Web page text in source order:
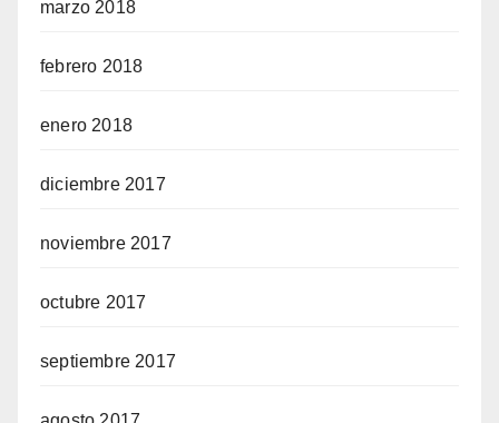
marzo 2018
febrero 2018
enero 2018
diciembre 2017
noviembre 2017
octubre 2017
septiembre 2017